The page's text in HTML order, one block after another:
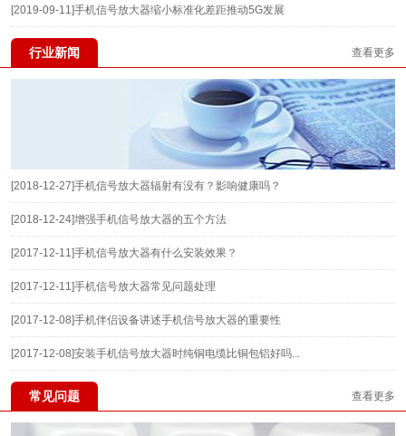
[2019-09-11]手机信号放大器缩小标准化差距推动5G发展
行业新闻 查看更多
[2018-12-27]手机信号放大器辐射有没有？影响健康吗？
[2018-12-24]增强手机信号放大器的五个方法
[2017-12-11]手机信号放大器有什么安装效果？
[2017-12-11]手机信号放大器常见问题处理
[2017-12-08]手机伴侣设备讲述手机信号放大器的重要性
[2017-12-08]安装手机信号放大器时纯铜电缆比铜包铝好吗...
常见问题 查看更多